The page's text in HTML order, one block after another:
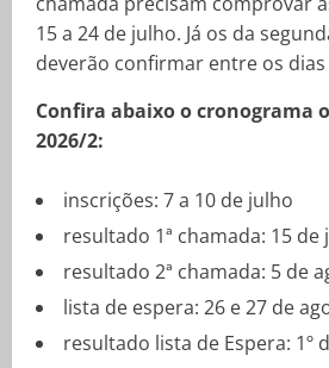
15 a 24 de julho. Já os da
deverão confirmar entre os dias
Confira abaixo o cronograma
2026/2:
inscrições: 7 a 10 de julho
resultado 1ª chamada: 15 de
resultado 2ª chamada: 5 de
lista de espera: 26 e 27 de
resultado lista de Espera: 1º